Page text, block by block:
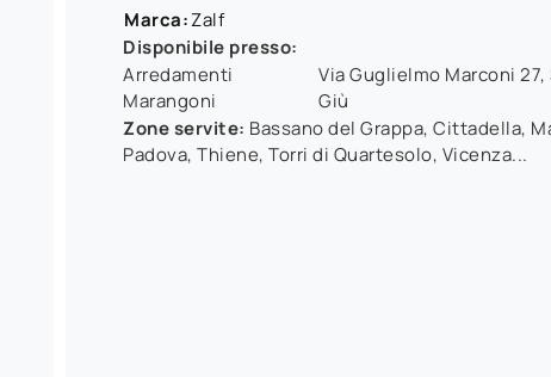
Marca:Zalf
Disponibile presso:
Arredamenti
Marangoni
Via Guglielmo Marconi 27,
Giù
Zone servite: Bassano del Grappa, Cittadella,
Padova, Thiene, Torri di Quartesolo, Vicenza...